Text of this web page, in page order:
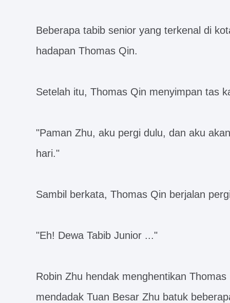
Beberapa tabib senior yang terkenal di
hadapan Thomas Qin.
Setelah itu, Thomas Qin menyimpan tas
"Paman Zhu, aku pergi dulu, dan aku
hari."
Sambil berkata, Thomas Qin berjalan
"Eh! Dewa Tabib Junior ..."
Robin Zhu hendak menghentikan
mendadak Tuan Besar Zhu batuk